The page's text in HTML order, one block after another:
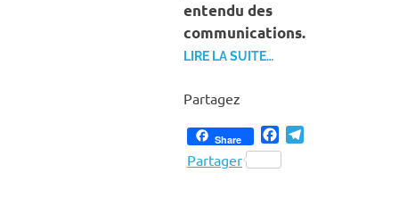
entendu des
communications.
LIRE LA SUITE…
Partagez
Share Facebook
Partager